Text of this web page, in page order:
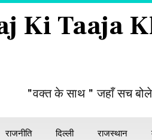
Ki Taaja
"वक्त के साथ " जहाँ सच
राजनीति दिल्ली राजस्थान